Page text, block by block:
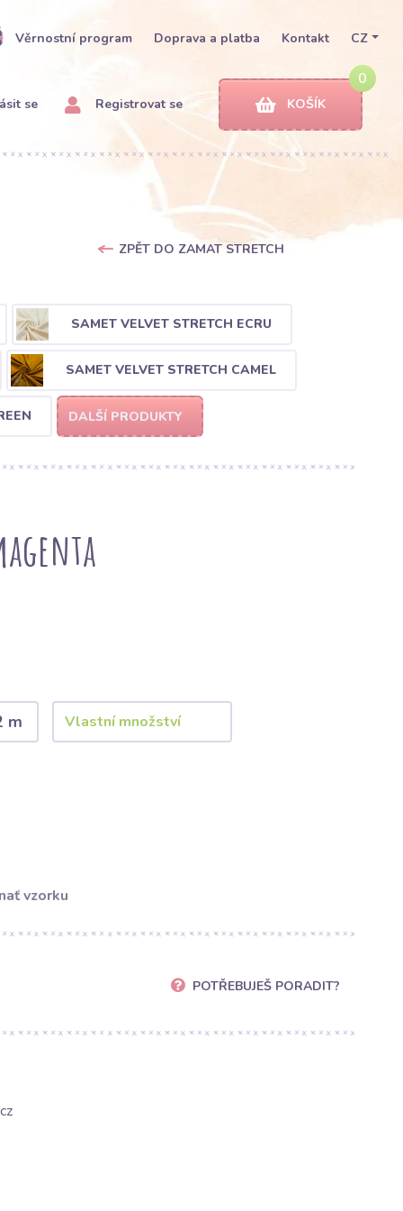
Věrnostní program Doprava a platba Kontakt CZ
se Registrovat se
0
KOŠÍK
ZPĚT DO ZAMAT STRETCH
SAMET VELVET STRETCH ECRU
SAMET VELVET STRETCH CAMEL
DALŠÍ PRODUKTY
m
vzorku
POTŘEBUJEŠ PORADIT?